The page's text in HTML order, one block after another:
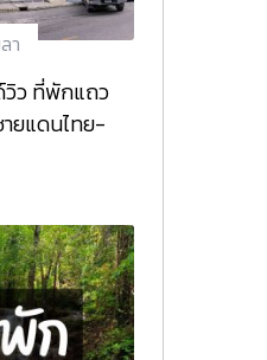
า
วิว ที่พักแถว
ายแดนไทย-